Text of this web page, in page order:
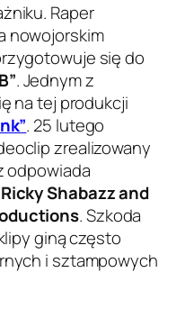
Raper
nowojorskim
się do
. Jednym z
na tej produkcji
. 25 lutego
zrealizowany
odpowiada
Ricky Shabazz and
. Szkoda
giną często
i sztampowych